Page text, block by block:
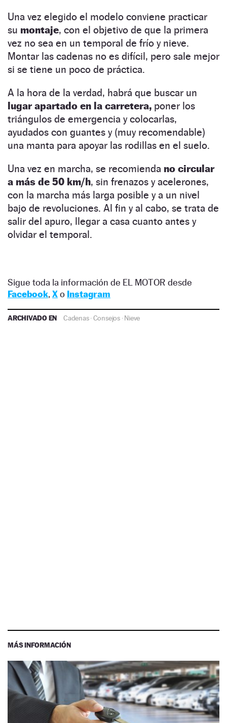
Una vez elegido el modelo conviene practicar
su montaje, con el objetivo de que la primera
vez no sea en un temporal de frío y nieve.
Montar las cadenas no es difícil, pero sale mejor
si se tiene un poco de práctica.
A la hora de la verdad, habrá que buscar un
lugar apartado en la carretera, poner los
triángulos de emergencia y colocarlas,
ayudados con guantes y (muy recomendable)
una manta para apoyar las rodillas en el suelo.
Una vez en marcha, se recomienda no circular
a más de 50 km/h, sin frenazos y acelerones,
con la marcha más larga posible y a un nivel
bajo de revoluciones. Al fin y al cabo, se trata de
salir del apuro, llegar a casa cuanto antes y
olvidar el temporal.
Sigue toda la información de EL MOTOR desde
Facebook, Xo Instagram
ARCHIVADO EN Cadenas·Consejos·Nieve
MÁS INFORMACIÓN